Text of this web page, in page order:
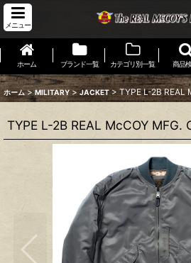
メニュー
ホーム ブランド一覧 カテゴリ別一覧 商品
ホーム > MILITARY > JACKET > TYPE L-2B REAL
TYPE L-2B REAL McCOY MFG.